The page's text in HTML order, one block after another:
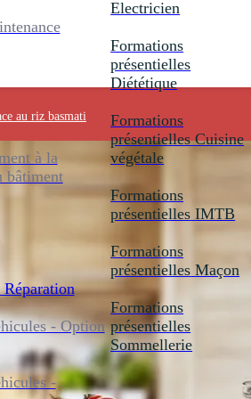
à la
bâtiment
- Option
-
Electricien
Formations
présentielles
Diététique
Formations
présentielles Cuisine
végétale
Formations
présentielles IMTB
Formations
présentielles Maçon
Formations
présentielles
Sommellerie
au riz basmati